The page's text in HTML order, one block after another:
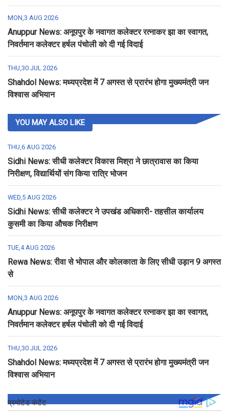
MON,3 AUG 2026
Anuppur News: अनूपपुर के नवागत कलेक्टर रत्नाकर झा का स्वागत,
निवर्तमान कलेक्टर हर्षल पंचोली को दी गई विदाई
THU,30 JUL 2026
Shahdol News: मध्यप्रदेश में 7 अगस्त से प्रारंभ होगा मुख्यमंत्री जन
विश्वास अभियान
YOU MAY ALSO LIKE
THU,6 AUG 2026
Sidhi News: सीधी कलेक्टर विकास मिश्रा ने छात्रावास का किया
निरीक्षण, विद्यार्थियों संग किया रात्रि भोजन
WED,5 AUG 2026
Sidhi News: सीधी कलेक्टर ने उपखंड अधिकारी- तहसील कार्यालय
कुसमी का किया औचक निरीक्षण
TUE,4 AUG 2026
Rewa News: रीवा से भोपाल और कोलकाता के लिए सीधी उड़ान 9 अगस्त
से
MON,3 AUG 2026
Anuppur News: अनूपपुर के नवागत कलेक्टर रत्नाकर झा का स्वागत,
निवर्तमान कलेक्टर हर्षल पंचोली को दी गई विदाई
THU,30 JUL 2026
Shahdol News: मध्यप्रदेश में 7 अगस्त से प्रारंभ होगा मुख्यमंत्री जन
विश्वास अभियान